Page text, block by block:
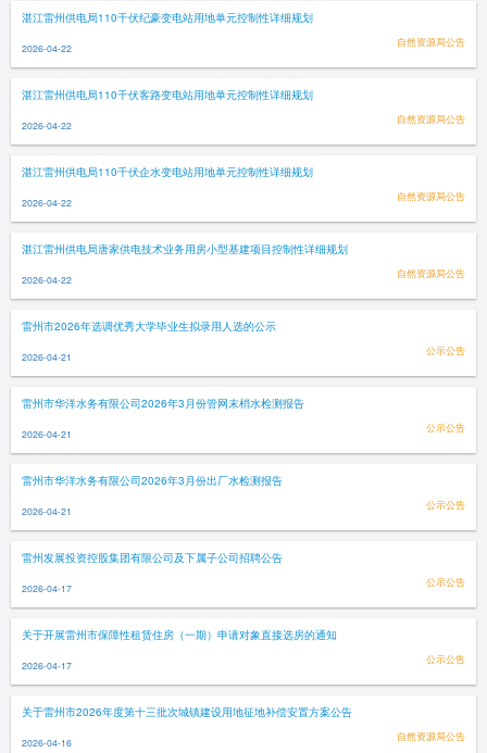
湛江雷州供电局110千伏纪豪变电站用地单元控制性详细规划
2026-04-22 自然资源局公告
湛江雷州供电局110千伏客路变电站用地单元控制性详细规划
2026-04-22 自然资源局公告
湛江雷州供电局110千伏企水变电站用地单元控制性详细规划
2026-04-22 自然资源局公告
湛江雷州供电局唐家供电技术业务用房小型基建项目控制性详细规划
2026-04-22 自然资源局公告
雷州市2026年选调优秀大学毕业生拟录用人选的公示
2026-04-21 公示公告
雷州市华洋水务有限公司2026年3月份管网末梢水检测报告
2026-04-21 公示公告
雷州市华洋水务有限公司2026年3月份出厂水检测报告
2026-04-21 公示公告
雷州发展投资控股集团有限公司及下属子公司招聘公告
2026-04-17 公示公告
关于开展雷州市保障性租赁住房（一期）申请对象直接选房的通知
2026-04-17 公示公告
关于雷州市2026年度第十三批次城镇建设用地征地补偿安置方案公告
2026-04-16 自然资源局公告